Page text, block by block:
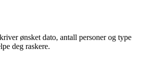
ønsket dato, antall personer og type
deg raskere.